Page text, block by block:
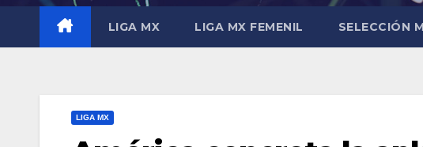
LIGA MX LIGA MX FEMENIL SELECCIÓN
LIGA MX